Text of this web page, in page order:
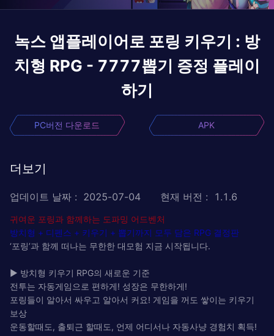
녹스 앱플레이어로 포링 키우기 : 방
치형 RPG - 7777뽑기 증정 플레이
하기
PC버전 다운로드 APK
더보기
업데이트 날짜 : 2025-07-04 현재 버전 : 1.1.6
귀여운 포링과 함께하는 도파밍 어드벤처 ‍
방치형 + 디펜스 + 키우기 + 뽑기까지 모두 담은 RPG 결정판
‘포링’과 함께 떠나는 무한한 대모험 지금 시작됩니다.
▶ 방치형 키우기 RPG의 새로운 기준
전투는 자동게임으로 편하게! 성장은 무한하게!
포링들이 알아서 싸우고 알아서 커요! 게임을 꺼도 쌓이는 키우기
보상
운동할때도, 출퇴근 할때도, 언제 어디서나 자동사냥 경험치 획득!